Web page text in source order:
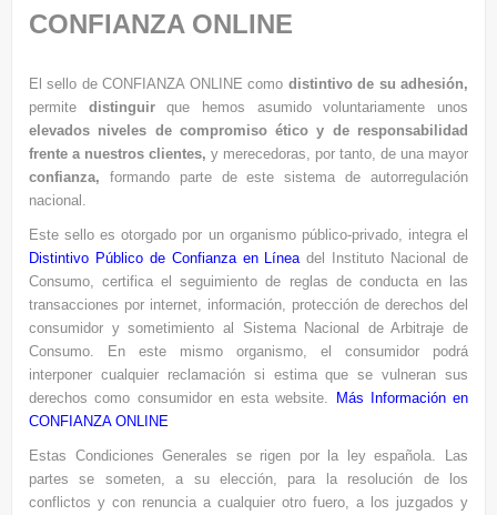
CONFIANZA ONLINE
El sello de CONFIANZA ONLINE como distintivo de su adhesión,
permite distinguirque hemos asumido voluntariamente unos
elevados niveles de compromiso ético y de responsabilidad
frente a nuestros clientes, y merecedoras, por tanto, de una mayor
confianza, formando parte de este sistema de autorregulación
nacional.
Este sello es otorgado por un organismo público-privado, integra el
Distintivo Público de Confianza en Línea del Instituto Nacional de
Consumo, certifica el seguimiento de reglas de conducta en las
transacciones por internet, información, protección de derechos del
consumidor y sometimiento al Sistema Nacional de Arbitraje de
Consumo. En este mismo organismo, el consumidor podrá
interponer cualquier reclamación si estima que se vulneran sus
derechos como consumidor en esta website.
Más Información en
CONFIANZA ONLINE
Estas Condiciones Generales se rigen por la ley española. Las
partes se someten, a su elección, para la resolución de los
conflictos y con renuncia a cualquier otro fuero, a los juzgados y